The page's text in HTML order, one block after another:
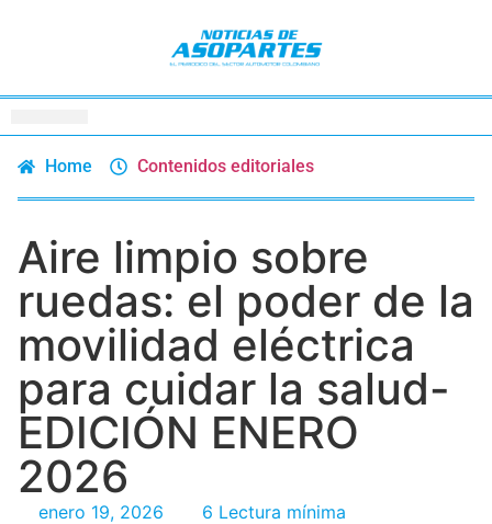
Home Contenidos editoriales
Aire limpio sobre
ruedas: el poder de la
movilidad eléctrica
para cuidar la salud-
EDICIÓN ENERO
2026
enero 19, 2026 6 Lectura mínima